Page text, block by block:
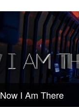
Now I Am There